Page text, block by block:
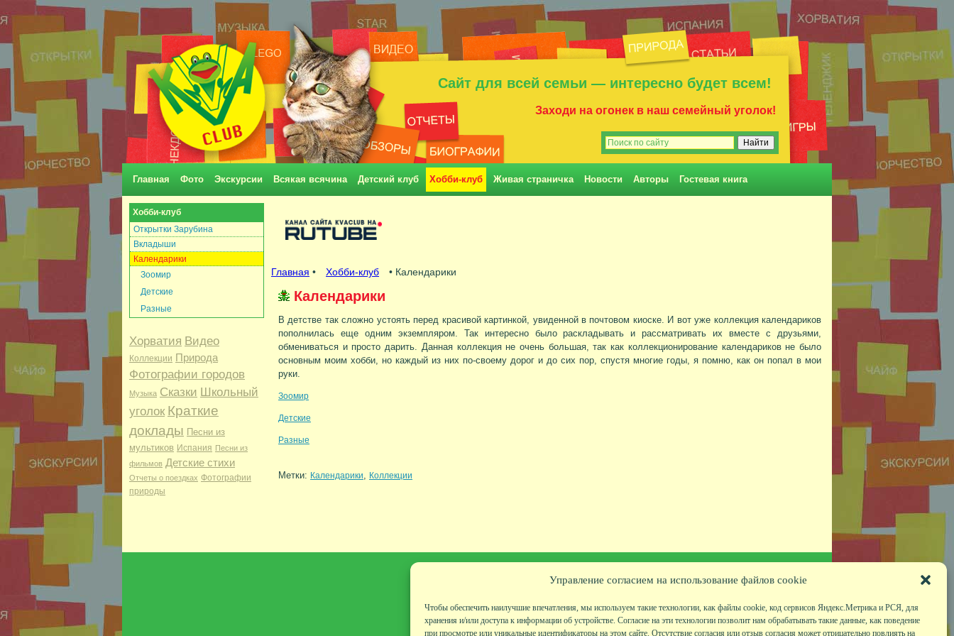
Управление согласием на использование файлов cookie
Чтобы обеспечить наилучшие впечатления, мы используем такие технологии, как файлы cookie, код сервисов Яндекс.Метрика и РСЯ, для
хранения и/или доступа к информации об устройстве. Согласие на эти технологии позволит нам обрабатывать такие данные, как поведение
при просмотре или уникальные идентификаторы на этом сайте. Отсутствие согласия или отзыв согласия может отрицательно повлиять на
Сайт для всей семьи — интересно будет всем!
Заходи на огонек в наш семейный уголок!
Главная Фото Экскурсии Всякая всячина Детский клуб Хобби-клуб Живая страничка Новости Авторы Гостевая книга
Хобби-клуб
Открытки Зарубина
Вкладыши
Календарики
Зоомир
Детские
Разные
Хорватия Видео
Коллекции Природа
Фотографии городов
Музыка Сказки Школьный
уголок Краткие
доклады Песни из
мультиков Испания Песни из
фильмов Детские стихи
Отчеты о поездках Фотографии
природы
Главная • Хобби-клуб • Календарики
Календарики
В детстве так сложно устоять перед красивой картинкой, увиденной в почтовом киоске. И вот уже коллекция календариков
пополнилась еще одним экземпляром. Так интересно было раскладывать и рассматривать их вместе с друзьями,
обмениваться и просто дарить. Данная коллекция не очень большая, так как коллекционирование календариков не было
основным моим хобби, но каждый из них по-своему дорог и до сих пор, спустя многие годы, я помню, как он попал в мои
руки.
Зоомир
Детские
Разные
Метки: Календарики, Коллекции